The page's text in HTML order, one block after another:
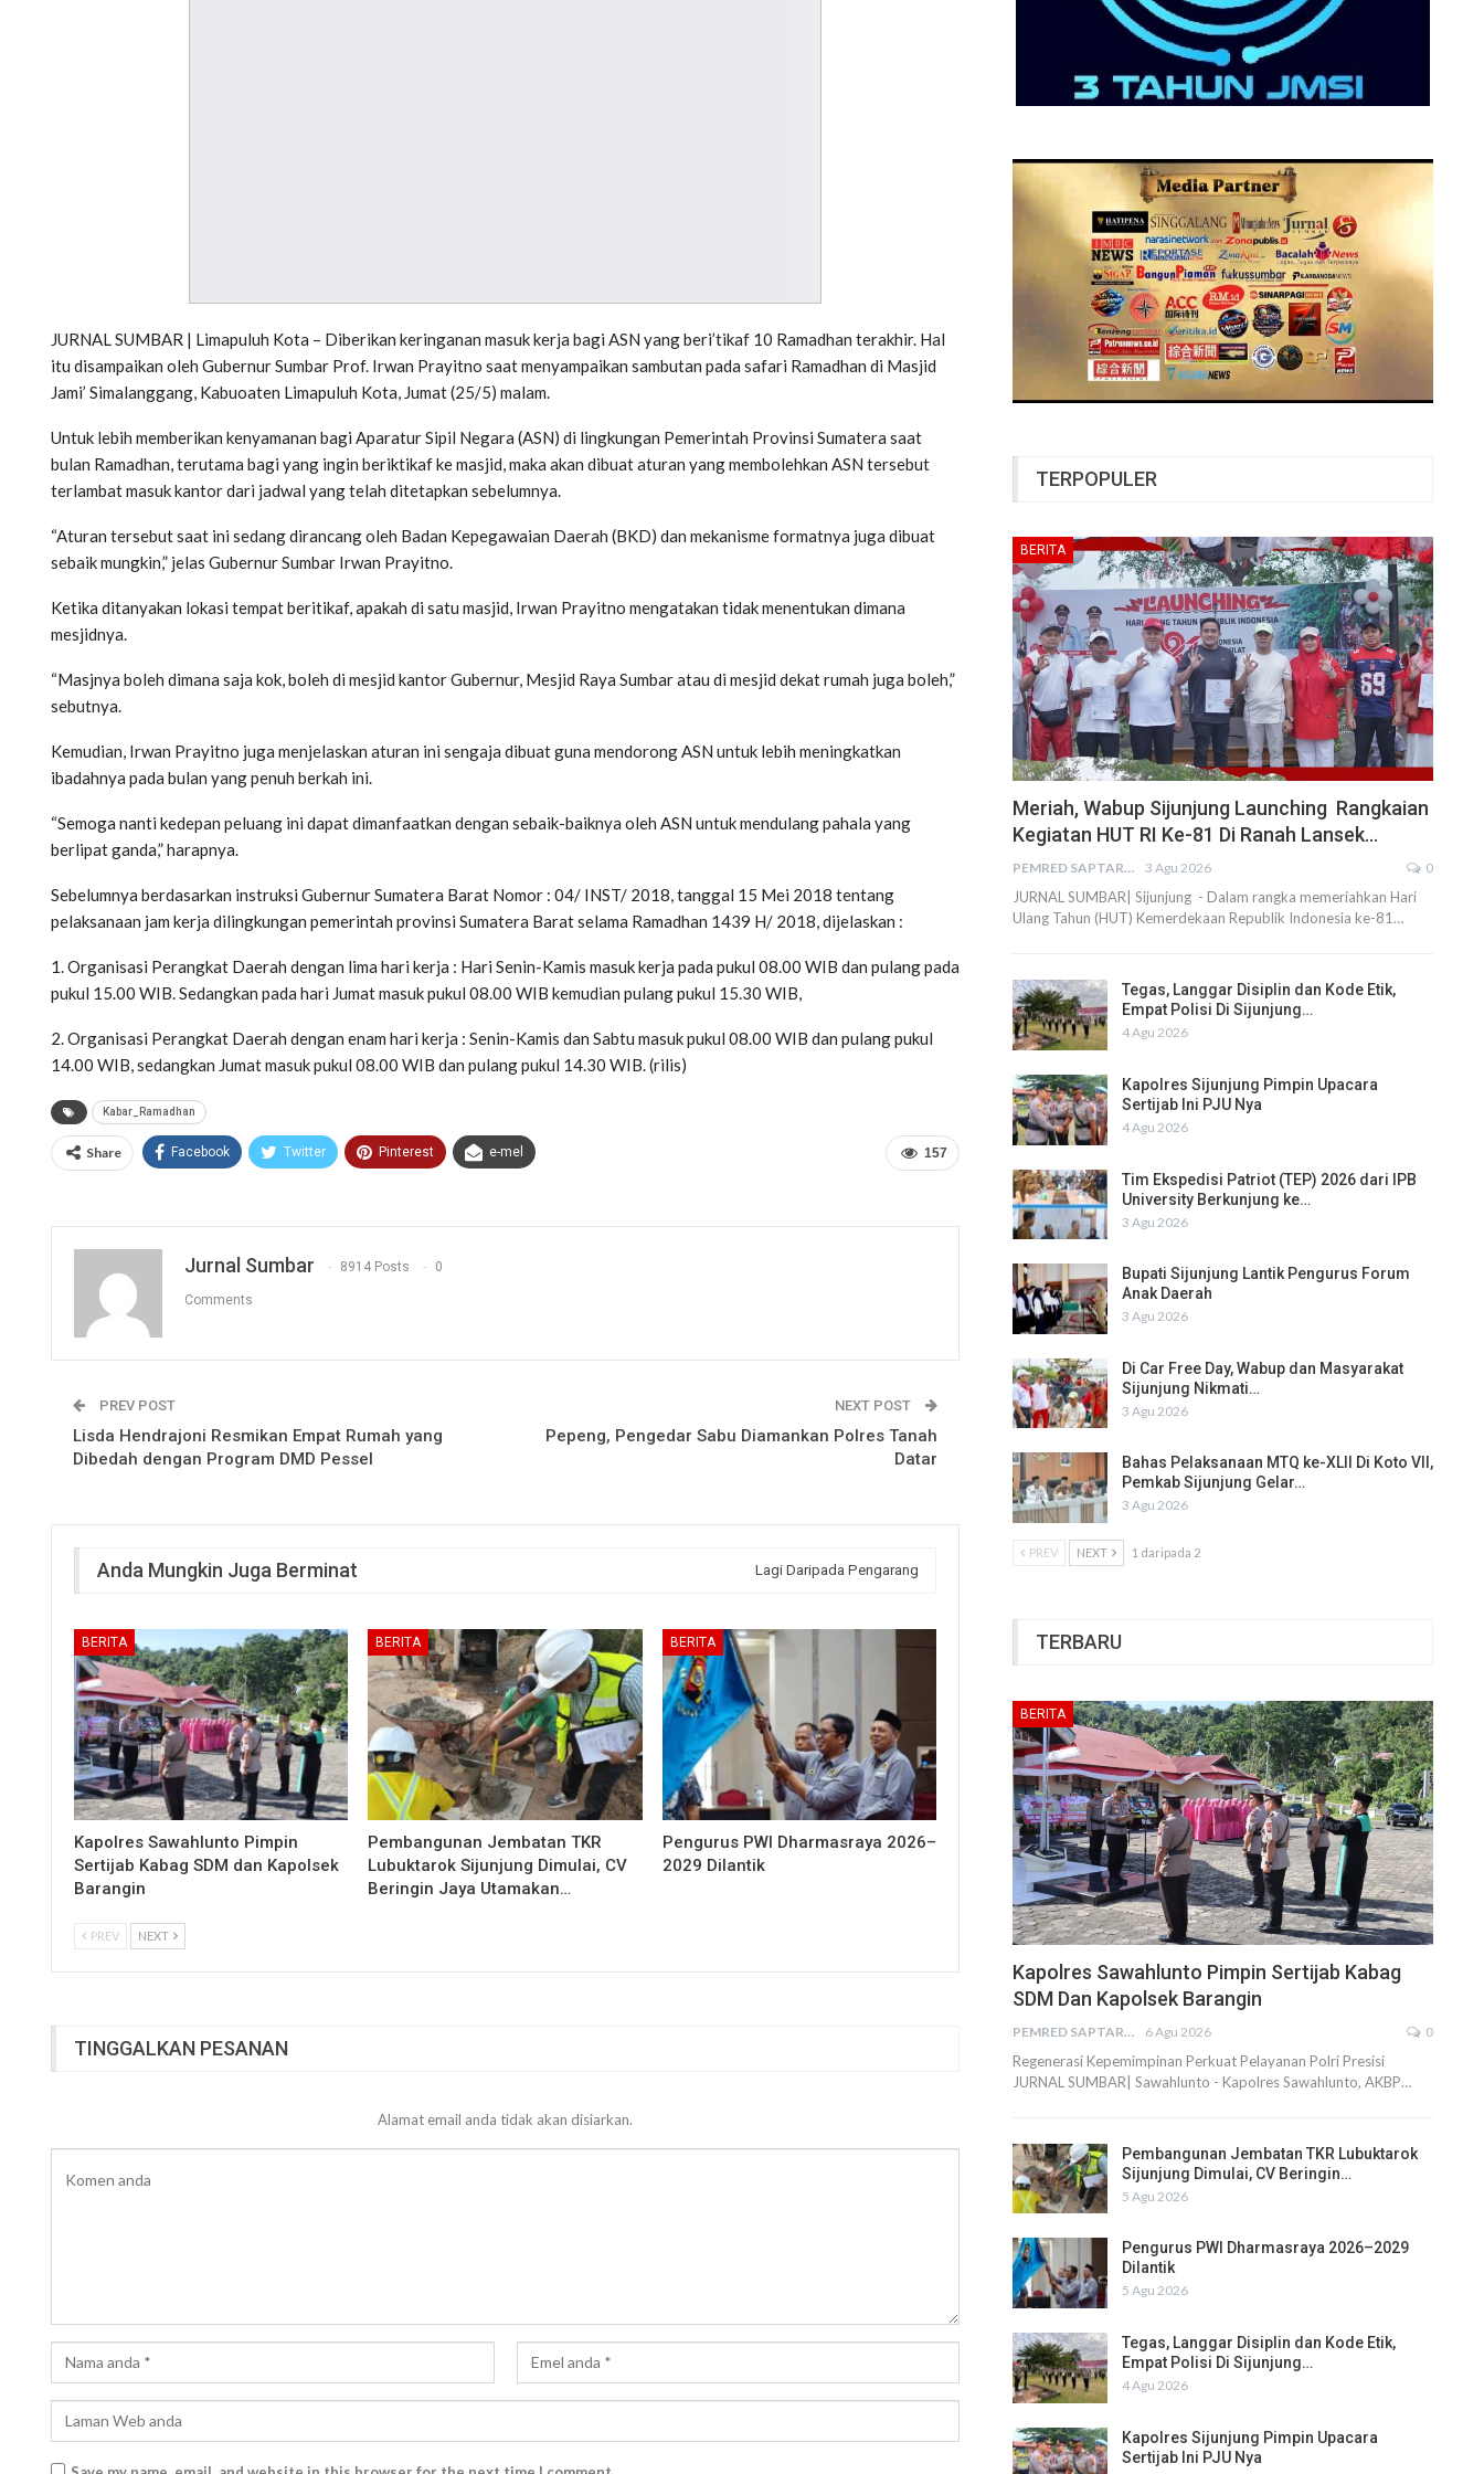
JURNAL SUMBAR | Limapuluh Kota – Diberikan keringanan masuk kerja bagi ASN yang beri’tikaf 10 Ramadhan terakhir. Hal
itu disampaikan oleh Gubernur Sumbar Prof. Irwan Prayitno saat menyampaikan sambutan pada safari Ramadhan di Masjid
Jami’ Simalanggang, Kabuoaten Limapuluh Kota, Jumat (25/5) malam.
Untuk lebih memberikan kenyamanan bagi Aparatur Sipil Negara (ASN) di lingkungan Pemerintah Provinsi Sumatera saat
bulan Ramadhan, terutama bagi yang ingin beriktikaf ke masjid, maka akan dibuat aturan yang membolehkan ASN tersebut
terlambat masuk kantor dari jadwal yang telah ditetapkan sebelumnya.
“Aturan tersebut saat ini sedang dirancang oleh Badan Kepegawaian Daerah (BKD) dan mekanisme formatnya juga dibuat
sebaik mungkin,” jelas Gubernur Sumbar Irwan Prayitno.
Ketika ditanyakan lokasi tempat beritikaf, apakah di satu masjid, Irwan Prayitno mengatakan tidak menentukan dimana
mesjidnya.
“Masjnya boleh dimana saja kok, boleh di mesjid kantor Gubernur, Mesjid Raya Sumbar atau di mesjid dekat rumah juga boleh,”
sebutnya.
Kemudian, Irwan Prayitno juga menjelaskan aturan ini sengaja dibuat guna mendorong ASN untuk lebih meningkatkan
ibadahnya pada bulan yang penuh berkah ini.
“Semoga nanti kedepan peluang ini dapat dimanfaatkan dengan sebaik-baiknya oleh ASN untuk mendulang pahala yang
berlipat ganda,” harapnya.
Sebelumnya berdasarkan instruksi Gubernur Sumatera Barat Nomor : 04/ INST/ 2018, tanggal 15 Mei 2018 tentang
pelaksanaan jam kerja dilingkungan pemerintah provinsi Sumatera Barat selama Ramadhan 1439 H/ 2018, dijelaskan :
1. Organisasi Perangkat Daerah dengan lima hari kerja : Hari Senin-Kamis masuk kerja pada pukul 08.00 WIB dan pulang pada
pukul 15.00 WIB. Sedangkan pada hari Jumat masuk pukul 08.00 WIB kemudian pulang pukul 15.30 WIB,
2. Organisasi Perangkat Daerah dengan enam hari kerja : Senin-Kamis dan Sabtu masuk pukul 08.00 WIB dan pulang pukul
14.00 WIB, sedangkan Jumat masuk pukul 08.00 WIB dan pulang pukul 14.30 WIB. (rilis)
Kabar_Ramadhan
157
Share Facebook Twitter Pinterest e-mel
Jurnal Sumbar 8914 Posts 0
Comments
PREV POST
Lisda Hendrajoni Resmikan Empat Rumah yang
Dibedah dengan Program DMD Pessel
NEXT POST
Pepeng, Pengedar Sabu Diamankan Polres Tanah
Datar
Anda Mungkin Juga Berminat Lagi Daripada Pengarang
BERITA
Kapolres Sawahlunto Pimpin
Sertijab Kabag SDM dan Kapolsek
Barangin
BERITA
Pembangunan Jembatan TKR
Lubuktarok Sijunjung Dimulai, CV
Beringin Jaya Utamakan…
BERITA
Pengurus PWI Dharmasraya 2026–
2029 Dilantik
PREV NEXT
TINGGALKAN PESANAN
Alamat email anda tidak akan disiarkan.
TERPOPULER
BERITA
Meriah, Wabup Sijunjung Launching Rangkaian
Kegiatan HUT RI Ke-81 Di Ranah Lansek…
PEMRED SAPTARIUS 3 Agu 2026 0
JURNAL SUMBAR| Sijunjung - Dalam rangka memeriahkan Hari
Ulang Tahun (HUT) Kemerdekaan Republik Indonesia ke-81…
Tegas, Langgar Disiplin dan Kode Etik,
Empat Polisi Di Sijunjung…
4 Agu 2026
Kapolres Sijunjung Pimpin Upacara
Sertijab Ini PJU Nya
4 Agu 2026
Tim Ekspedisi Patriot (TEP) 2026 dari IPB
University Berkunjung ke…
3 Agu 2026
Bupati Sijunjung Lantik Pengurus Forum
Anak Daerah
3 Agu 2026
Di Car Free Day, Wabup dan Masyarakat
Sijunjung Nikmati…
3 Agu 2026
Bahas Pelaksanaan MTQ ke-XLII Di Koto VII,
Pemkab Sijunjung Gelar…
3 Agu 2026
PREV NEXT 1 daripada 2
TERBARU
BERITA
Kapolres Sawahlunto Pimpin Sertijab Kabag
SDM Dan Kapolsek Barangin
PEMRED SAPTARIUS 6 Agu 2026 0
Regenerasi Kepemimpinan Perkuat Pelayanan Polri Presisi
JURNAL SUMBAR| Sawahlunto - Kapolres Sawahlunto, AKBP…
Pembangunan Jembatan TKR Lubuktarok
Sijunjung Dimulai, CV Beringin…
5 Agu 2026
Pengurus PWI Dharmasraya 2026–2029
Dilantik
5 Agu 2026
Tegas, Langgar Disiplin dan Kode Etik,
Empat Polisi Di Sijunjung…
4 Agu 2026
Kapolres Sijunjung Pimpin Upacara
Sertijab Ini PJU Nya